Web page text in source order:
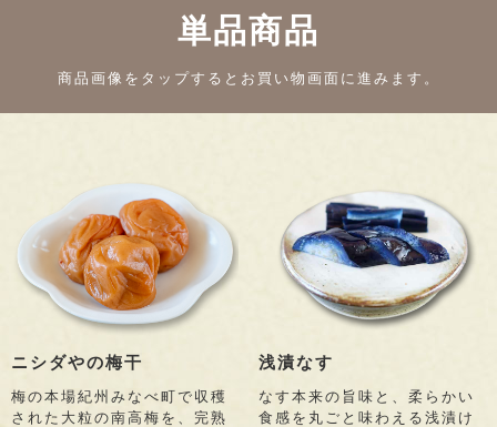
単品商品
商品画像を タップするとお買い物画面に進みます。
ニシダやの梅干
梅の本場紀州みなべ町で収穫
された大粒の南高梅を、完熟
浅漬なす
なす本来の旨味と、柔らかい
食感を丸ごと味わえる浅漬け